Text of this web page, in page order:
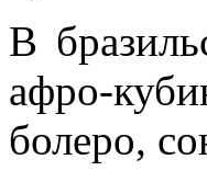
В
афро-
болеро,